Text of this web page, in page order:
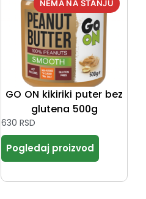
GO ON kikiriki puter bez
glutena 500g
630 RSD